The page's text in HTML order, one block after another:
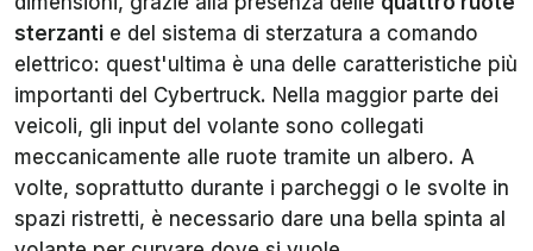
sterzanti e del sistema di sterzatura a comando
elettrico: quest'ultima è una delle caratteristiche più
importanti del Cybertruck. Nella maggior parte dei
veicoli, gli input del volante sono collegati
meccanicamente alle ruote tramite un albero. A
volte, soprattutto durante i parcheggi o le svolte in
spazi ristretti, è necessario dare una bella spinta al